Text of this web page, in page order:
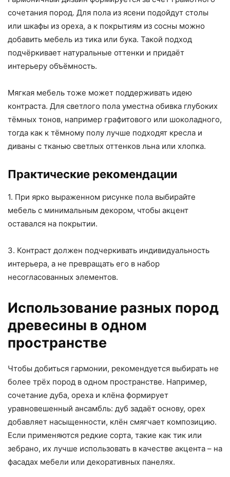
сочетания пород. Для пола из ясени подойдут столы
или шкафы из ореха, а к покрытиям из сосны можно
добавить мебель из тика или бука. Такой подход
подчёркивает натуральные оттенки и придаёт
интерьеру объёмность.
Мягкая мебель тоже может поддерживать идею
контраста. Для светлого пола уместна обивка глубоких
тёмных тонов, например графитового или шоколадного,
тогда как к тёмному полу лучше подходят кресла и
диваны с тканью светлых оттенков льна или хлопка.
Практические рекомендации
1. При ярко выраженном рисунке пола выбирайте
мебель с минимальным декором, чтобы акцент
оставался на покрытии.
3. Контраст должен подчеркивать индивидуальность
интерьера, а не превращать его в набор
несогласованных элементов.
Использование разных пород
древесины в одном
пространстве
Чтобы добиться гармонии, рекомендуется выбирать не
более трёх пород в одном пространстве. Например,
сочетание дуба, ореха и клёна формирует
уравновешенный ансамбль: дуб задаёт основу, орех
добавляет насыщенности, клён смягчает композицию.
Если применяются редкие сорта, такие как тик или
зебрано, их лучше использовать в качестве акцента – на
фасадах мебели или декоративных панелях.